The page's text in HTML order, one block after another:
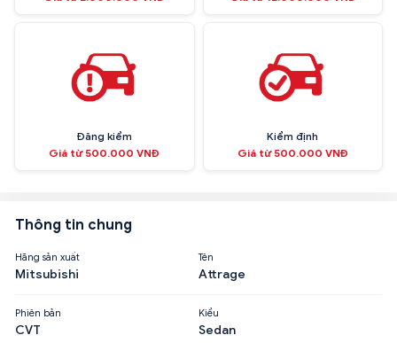
Đăng kiểm
Giá từ 500.000 VNĐ
Kiểm định
Giá từ 500.000 VNĐ
Thông tin chung
Hãng sản xuất
Mitsubishi
Tên
Attrage
Phiên bản
CVT
Kiểu
Sedan